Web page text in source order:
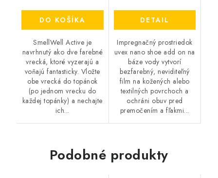
DO KOŠÍKA
SmellWell Active je
navrhnutý ako dve farebné
vrecká, ktoré vyzerajú a
voňajú fantasticky. Vložte
obe vrecká do topánok
(po jednom vrecku do
každej topánky) a nechajte
ich...
DETAIL
Impregnačný prostriedok
uvex nano shoe add on na
báze vody vytvorí
bezfarebný, neviditeľný
film na kožených alebo
textilných povrchoch a
ochráni obuv pred
premočením a fľakmi...
Podobné produkty